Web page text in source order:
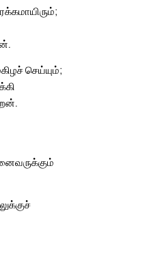
செய்யும்;